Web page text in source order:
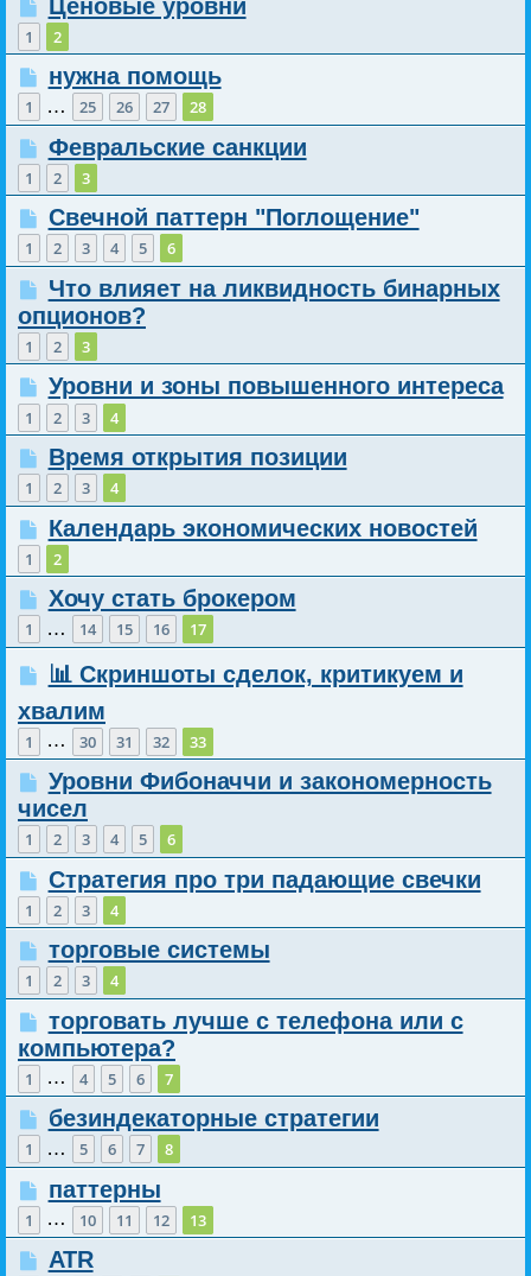
Ценовые уровни
1 2
нужна помощь
1 … 25 26 27 28
Февральские санкции
1 2 3
Свечной паттерн "Поглощение"
1 2 3 4 5 6
Что влияет на ликвидность бинарных
опционов?
1 2 3
Уровни и зоны повышенного интереса
1 2 3 4
Время открытия позиции
1 2 3 4
Календарь экономических новостей
1 2
Хочу стать брокером
1 … 14 15 16 17
📊 Скриншоты сделок, критикуем и
хвалим
1 … 30 31 32 33
Уровни Фибоначчи и закономерность
чисел
1 2 3 4 5 6
Стратегия про три падающие свечки
1 2 3 4
торговые системы
1 2 3 4
торговать лучше с телефона или с
компьютера?
1 … 4 5 6 7
безиндекаторные стратегии
1 … 5 6 7 8
паттерны
1 … 10 11 12 13
ATR